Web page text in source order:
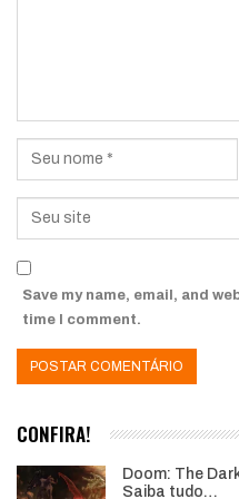
Save my name, email, and
time I comment.
CONFIRA!
Doom: The
Saiba tudo…